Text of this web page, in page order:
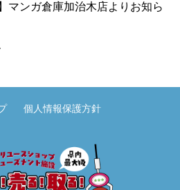
マンガ倉庫加治木店よりお知ら
個人情報保護方針